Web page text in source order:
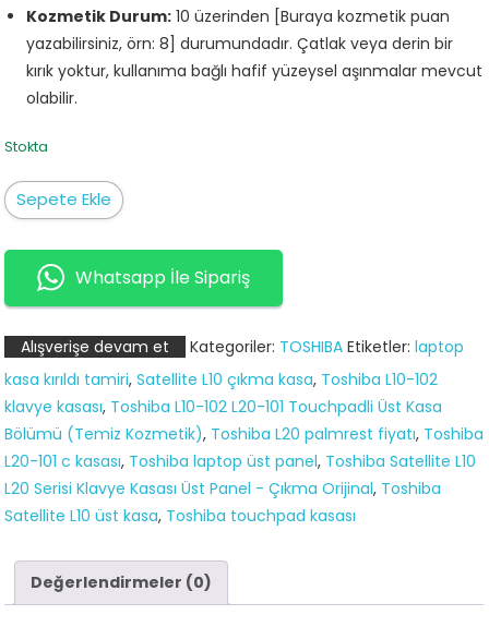
Kozmetik Durum: 10 üzerinden [Buraya kozmetik puan
yazabilirsiniz, örn: 8] durumundadır. Çatlak veya derin bir
kırık yoktur, kullanıma bağlı hafif yüzeysel aşınmalar mevcut
olabilir.
Stokta
Toshiba
Satellite
L10
102
L20-
101
Üst
Kasa
(Palmrest
C
Kasası)
Sepete Ekle
Whatsapp İle Sipariş
Alışverişe devam et Kategoriler: TOSHIBA Etiketler:laptop
kasa kırıldı tamiri,Satellite L10 çıkma kasa, Toshiba L10-102
klavye kasası, Toshiba L10-102 L20-101 Touchpadli Üst Kasa
Bölümü (Temiz Kozmetik), Toshiba L20 palmrest fiyatı, Toshiba
L20-101 c kasası, Toshiba laptop üst panel, Toshiba Satellite L10
L20 Serisi Klavye Kasası Üst Panel - Çıkma Orijinal, Toshiba
Satellite L10 üst kasa, Toshiba touchpad kasası
Değerlendirmeler (0)